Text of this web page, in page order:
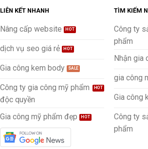
LIÊN KẾT NHANH
Nâng cấp website
dịch vụ seo giá rẻ
Gia công kem body
Công ty gia công mỹ phẩm
độc quyền
Gia công mỹ phẩm đẹp
TÌM KIẾM
Công ty
phẩm
Nhận gia
gia công
Gia công
Công ty
phẩm